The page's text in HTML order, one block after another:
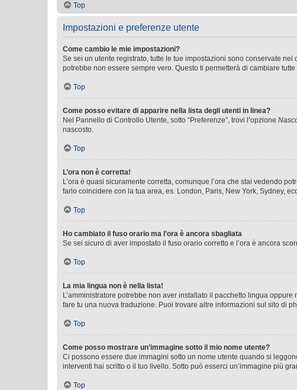
Top
Impostazioni e preferenze utente
Come cambio le mie impostazioni?
Se sei un utente registrato, tutte le tue impostazioni sono conservate
potrebbe non essere sempre vero. Questo ti permetterà di cambiare
Top
Come posso evitare di apparire nella lista degli utenti in linea?
Nel Pannello di Controllo Utente, sotto “Preferenze”, trovi l’opzione
nascosto.
Top
L’ora non è corretta!
L’ora è quasi sicuramente corretta, comunque l’ora che stai vedendo
farlo coincidere con la tua area, es. London, Paris, New York, Sydney,
Top
Ho cambiato il fuso orario ma l’ora è ancora sbagliata
Se sei sicuro di aver impostato il fuso orario corretto e l’ora è ancora
Top
La mia lingua non è nella lista!
L’amministratore potrebbe non aver installato il pacchetto lingua
fare tu una nuova traduzione. Puoi trovare altre informazioni sul sito di
Top
Come posso mostrare un’immagine sotto il mio nome utente?
Ci possono essere due immagini sotto un nome utente quando si
interventi hai scritto o il tuo livello. Sotto può esserci un’immagine più
Top